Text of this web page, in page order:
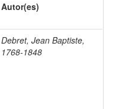
Autor(es)
Debret, Jean Baptiste,
1768-1848